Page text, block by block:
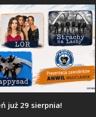
już 29 sierpnia!